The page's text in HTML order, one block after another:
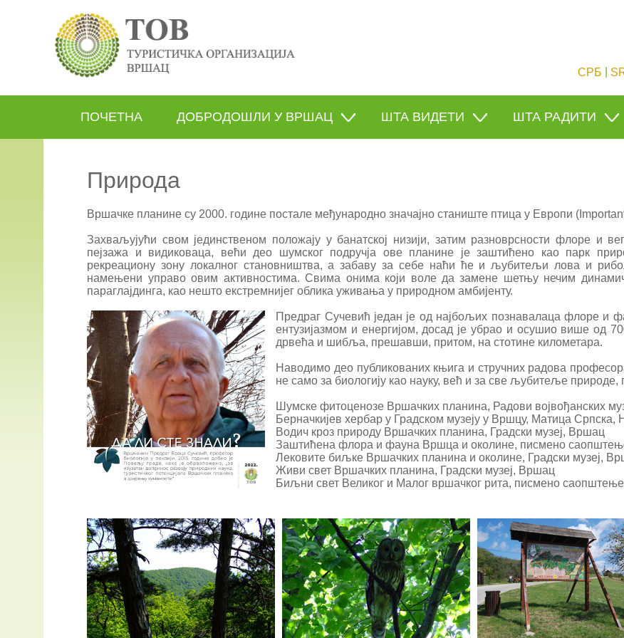
СРБ
ПОЧЕТНА ДОБРОДОШЛИ У ВРШАЦ ШТА ВИДЕТИ ШТА РАДИТИ
Природа
Вршачке планине су 2000. године постале међународно значајно станиште птица у Европи
Захваљујући свом јединственом положају у банатској низији, затим разноврсности флоре и
пејзажа и видиковаца, већи део шумског подручја ове планине је заштићено као парк
рекреациону зону локалног становништва, а забаву за себе наћи ће и љубитељи лова и
намењени управо овим активностима. Свима онима који воле да замене шетњу нечим
параглајдинга, као нешто екстремнијег облика уживања у природном амбијенту.
Предраг Сучевић један је од најбољих познавалаца флоре и
ентузијазмом и енергијом, досад је убрао и осушио више од
дрвећа и шибља, прешавши, притом, на стотине километара.
Наводимо део публикованих књига и стручних радова
не само за биологију као науку, већ и за све љубитеље
Шумске фитоценозе Вршачких планина, Радови војвођанских
Берначкијев хербар у Градском музеју у Вршцу, Матица Српска,
Водич кроз природу Вршачких планина, Градски музеј, Вршац
Заштићена флора и фауна Вршца и околине, писмено
Лековите биљке Вршачких планина и околине, Градски музеј,
Живи свет Вршачких планина, Градски музеј, Вршац
Биљни свет Великог и Малог вршачког рита, писмено саопштење